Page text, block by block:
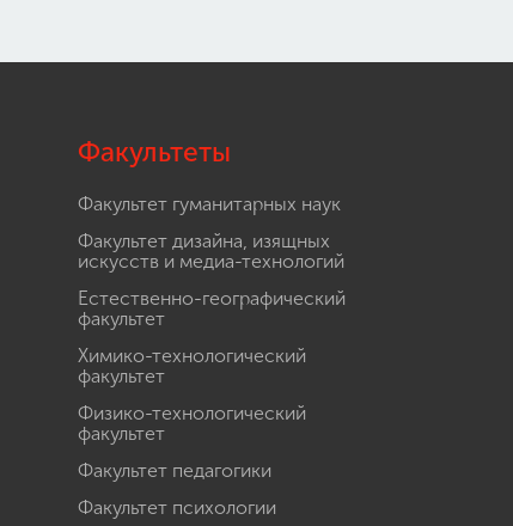
Факультеты
Факультет гуманитарных наук
Факультет дизайна, изящных
искусств и медиа-технологий
Естественно-географический
факультет
Химико-технологический
факультет
Физико-технологический
факультет
Факультет педагогики
Факультет психологии